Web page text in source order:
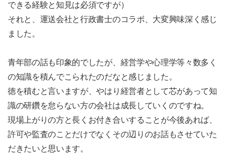
できる経験と知見は必須ですが）
それと、運送会社と行政書士のコラボ、大変興味深く感じ
ました。
青年部の話も印象的でしたが、経営学や心理学等々数多く
の知識を積んでこられたのだなと感じました。
徳を積むと言いますが、やはり経営者として芯があって知
識の研鑽を怠らない方の会社は成長していくのですね。
現場上がりの方と長くお付き合いすることが今後あれば、
許可や監査のことだけでなくその辺りのお話もさせていた
だきたいと思います。